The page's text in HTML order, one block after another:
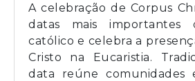
A celebração de Corpus
datas mais importantes
católico e celebra a
Cristo na Eucaristia.
data reúne comunidades